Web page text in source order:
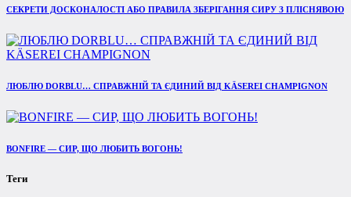
СЕКРЕТИ ДОСКОНАЛОСТІ АБО ПРАВИЛА ЗБЕРІГАННЯ СИРУ З ПЛІСНЯВОЮ
ЛЮБЛЮ DORBLU… СПРАВЖНІЙ ТА ЄДИНИЙ ВІД KÄSEREI CHAMPIGNON
BONFIRE — СИР, ЩО ЛЮБИТЬ ВОГОНЬ!
Теги